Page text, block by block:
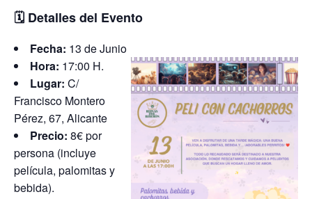
🗓️ Detalles del Evento
Fecha: 13 de Junio
Hora: 17:00 H.
Lugar: C/
Francisco Montero
Pérez, 67, Alicante
Precio: 8€ por
persona (incluye
película, palomitas y
bebida).